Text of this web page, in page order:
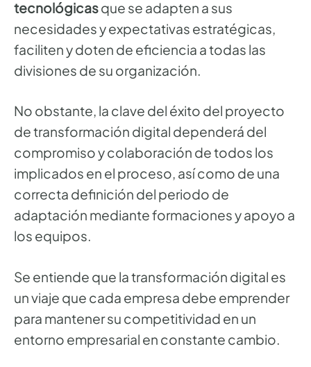
tecnológicasque se adapten a sus
necesidades y expectativas estratégicas,
faciliten y doten de eficiencia a todas las
divisiones de su organización.
No obstante, la clave del éxito del proyecto
de transformación digital dependerá del
compromiso y colaboración de todos los
implicados en el proceso, así como de una
correcta definición del periodo de
adaptación mediante formaciones y apoyo a
los equipos.
Se entiende que la transformación digital es
un viaje que cada empresa debe emprender
para mantener su competitividad en un
entorno empresarial en constante cambio.